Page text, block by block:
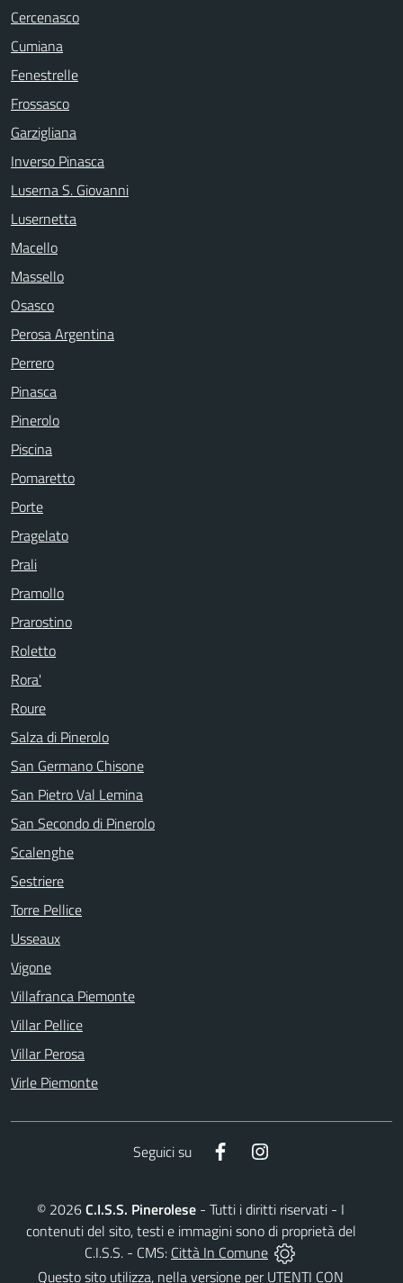
Cercenasco
Cumiana
Fenestrelle
Frossasco
Garzigliana
Inverso Pinasca
Luserna S. Giovanni
Lusernetta
Macello
Massello
Osasco
Perosa Argentina
Perrero
Pinasca
Pinerolo
Piscina
Pomaretto
Porte
Pragelato
Prali
Pramollo
Prarostino
Roletto
Rora'
Roure
Salza di Pinerolo
San Germano Chisone
San Pietro Val Lemina
San Secondo di Pinerolo
Scalenghe
Sestriere
Torre Pellice
Usseaux
Vigone
Villafranca Piemonte
Villar Pellice
Villar Perosa
Virle Piemonte
Seguici su Facebook
© 2026C.I.S.S. Pinerolese - Tutti i diritti riservati - I
contenuti del sito, testi e immagini sono di proprietà del
C.I.S.S. - CMS: Città In Comune
Questo sito utilizza, nella versione per UTENTI CON